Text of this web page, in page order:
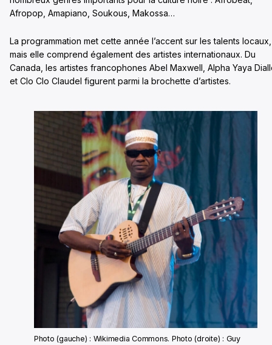
Afropop, Amapiano, Soukous, Makossa…
La programmation met cette année l’accent sur les talents locaux,
mais elle comprend également des artistes internationaux. Du
Canada, les artistes francophones Abel Maxwell, Alpha Yaya
et Clo Clo Claudel figurent parmi la brochette d’artistes.
Photo (gauche) : Wikimedia Commons. Photo (droite) : Guy